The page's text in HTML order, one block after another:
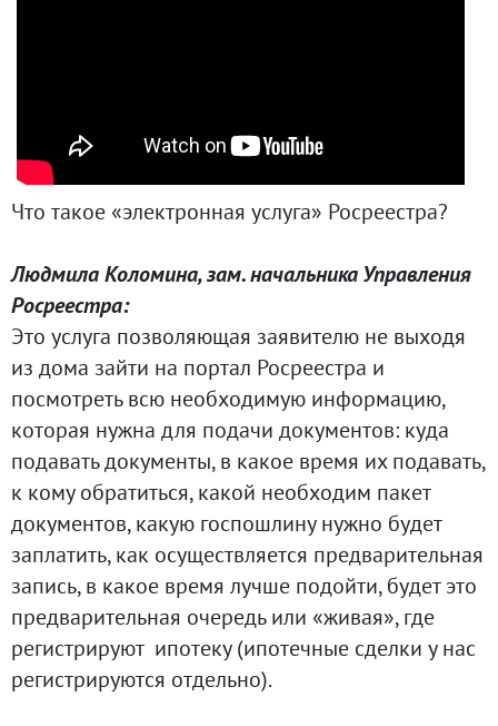
Что такое «электронная услуга» Росреестра?
Людмила Коломина, зам. начальника Управления
Росреестра:
Это услуга позволяющая заявителю не выходя
из дома зайти на портал Росреестра и
посмотреть всю необходимую информацию,
которая нужна для подачи документов: куда
подавать документы, в какое время их подавать,
к кому обратиться, какой необходим пакет
документов, какую госпошлину нужно будет
заплатить, как осуществляется предварительная
запись, в какое время лучше подойти, будет это
предварительная очередь или «живая», где
регистрируют ипотеку (ипотечные сделки у нас
регистрируются отдельно).